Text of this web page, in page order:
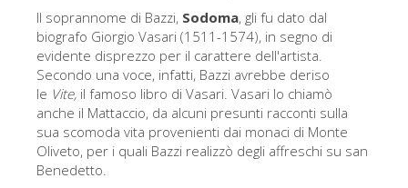
Prenota una visita guidata
Solo biglietti ad Ingresso rapido
Il soprannome di Bazzi, Sodoma, gli fu dato dal
biografo Giorgio Vasari (1511-1574), in segno di
evidente disprezzo per il carattere dell'artista.
Secondo una voce, infatti, Bazzi avrebbe deriso
le Vite, il famoso libro di Vasari. Vasari lo chiamò
anche il Mattaccio, da alcuni presunti racconti sulla
sua scomoda vita provenienti dai monaci di Monte
Oliveto, per i quali Bazzi realizzò degli affreschi su san
Benedetto.